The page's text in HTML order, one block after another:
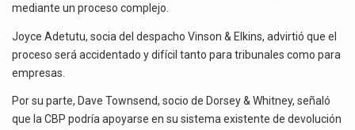
mediante un proceso complejo.
Joyce Adetutu, socia del despacho Vinson & Elkins, advirtió que el
proceso será accidentado y difícil tanto para tribunales como para
empresas.
Por su parte, Dave Townsend, socio de Dorsey & Whitney, señaló
que la CBP podría apoyarse en su sistema existente de devolución